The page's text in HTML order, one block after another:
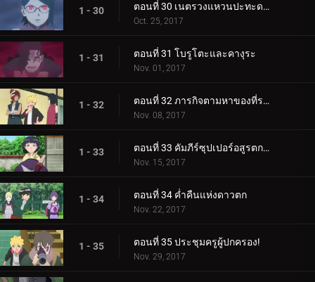
1 - 30 ตอนที่ 30 เนตรวงแหวนปะทะดาบสายฟ้า เขี้ยวคิบะ!
Oct. 25, 2017
1 - 31 ตอนที่ 31 โบรูโตะและคางุระ
Nov. 01, 2017
1 - 32 ตอนที่ 32 ภารกิจตามหาของที่ระลึก
Nov. 08, 2017
1 - 33 ตอนที่ 33 คัมภีร์ซุปเปอร์อสูรตกต่ำ!
Nov. 15, 2017
1 - 34 ตอนที่ 34 ค่ำคืนแห่งดาวตก
Nov. 22, 2017
1 - 35 ตอนที่ 35 ประชุมครูผู้ปกครอง!
Nov. 29, 2017